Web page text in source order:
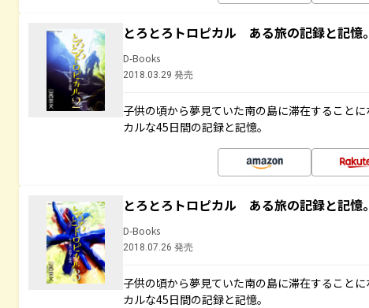
とろとろトロピカル ある旅の記録と記
D-Books
2018.03.29 発売
子供の頃から夢見ていた南の島に滞在すること
カルな45日間の記録と記憶。
とろとろトロピカル ある旅の記録と記
D-Books
2018.07.26 発売
子供の頃から夢見ていた南の島に滞在すること
カルな45日間の記録と記憶。